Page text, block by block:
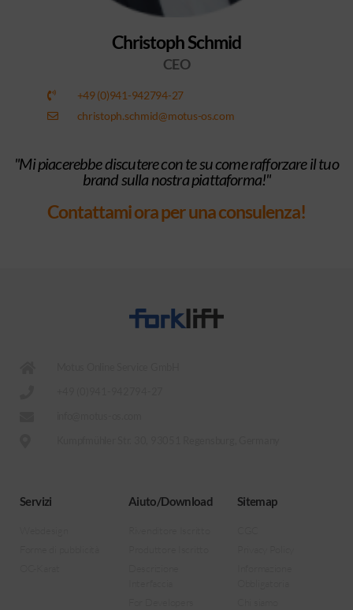
Christoph Schmid
CEO
+49 (0)941-942794-27
christoph.schmid@motus-os.com
"Mi piacerebbe discutere con te su come rafforzare il tuo
brand sulla nostra piattaforma!"
Contattami ora per una consulenza!
Servizi Aiuto/Download Sitemap